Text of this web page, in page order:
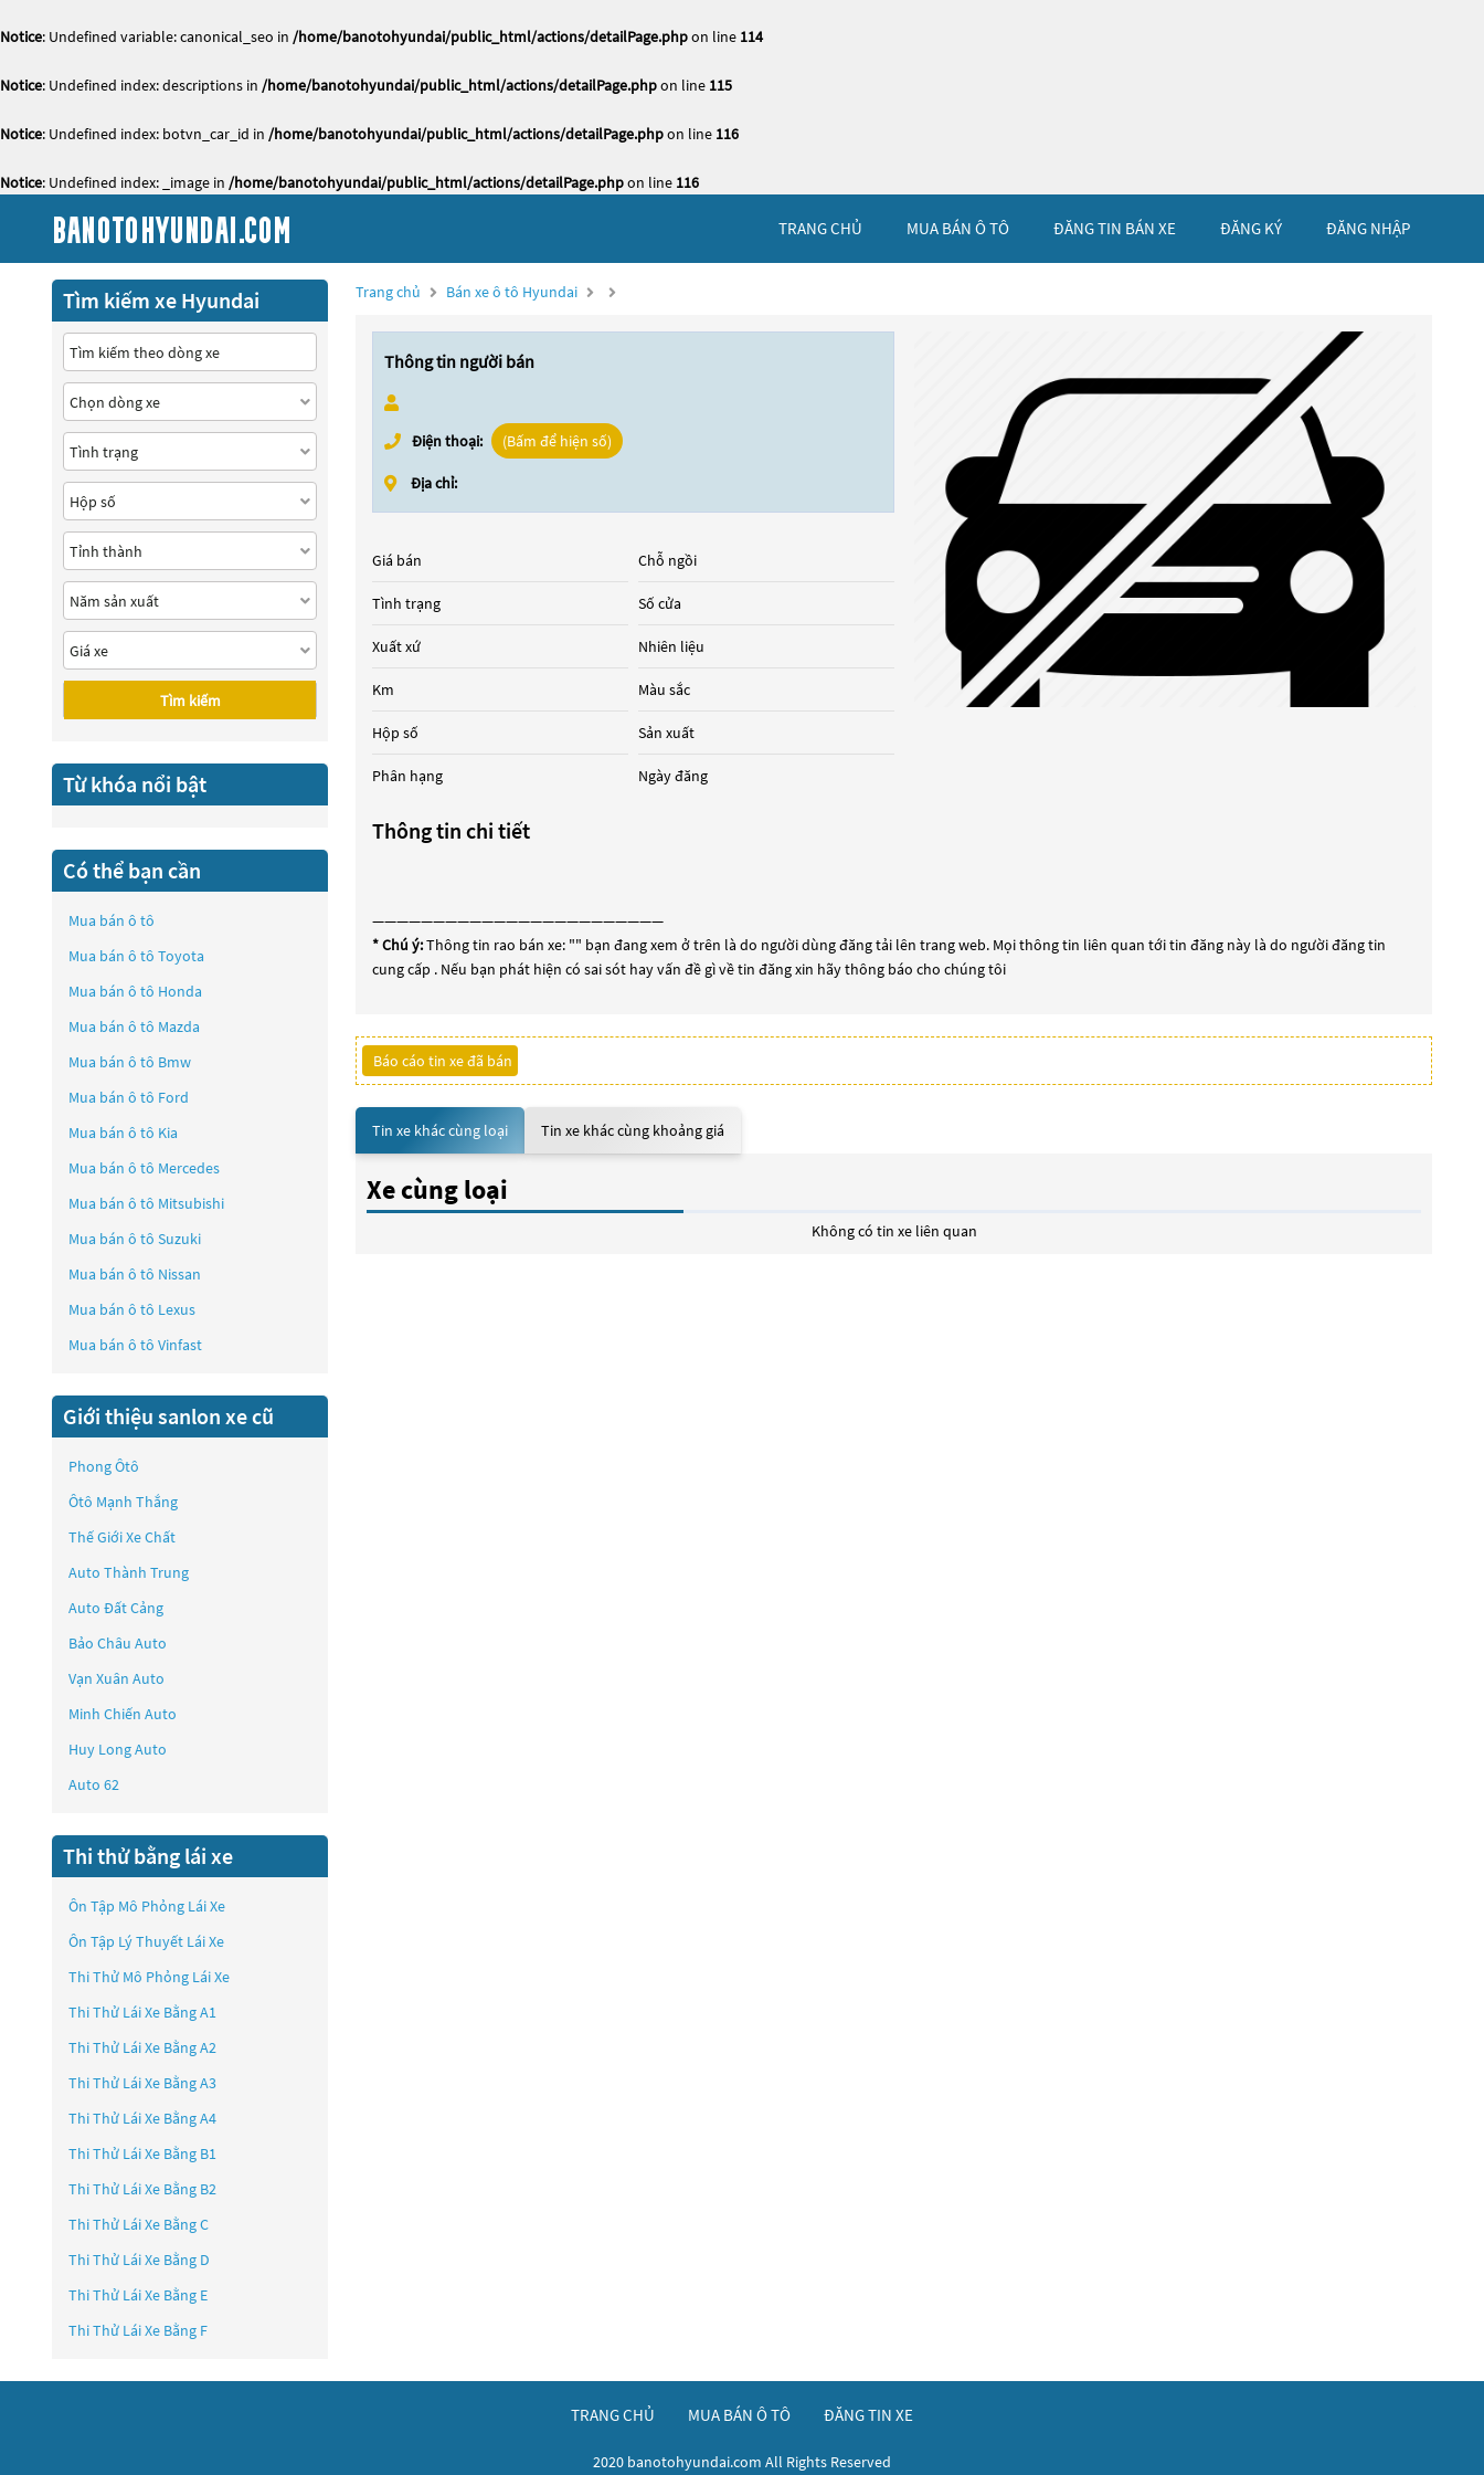
Notice: Undefined variable: canonical_seo in /home/banotohyundai/public_html/actions/detailPage.phpon line 114
Notice: Undefined index: descriptions in /home/banotohyundai/public_html/actions/detailPage.phpon line 115
Notice: Undefined index: botvn_car_id in /home/banotohyundai/public_html/actions/detailPage.phpon line 116
Notice: Undefined index: _image in /home/banotohyundai/public_html/actions/detailPage.phpon line 116
TRANG CHỦ MUA BÁN Ô TÔ ĐĂNG TIN BÁN XE ĐĂNG KÝ ĐĂNG NHẬP
Trang chủ Bán xe ô tô Hyundai
Thông tin người bán
Điện thoại: (Bấm để hiện số)
Địa chỉ:
Giá bán
Tình trạng
Xuất xứ
Km
Hộp số
Phân hạng
Chỗ ngồi
Số cửa
Nhiên liệu
Màu sắc
Sản xuất
Ngày đăng
Thông tin chi tiết
————————————————————————
* Chú ý:Thông tin rao bán xe: "" bạn đang xem ở trên là do người dùng đăng tải lên trang web. Mọi thông tin liên quan tới tin đăng này là do người đăng tin
cung cấp . Nếu bạn phát hiện có sai sót hay vấn đề gì về tin đăng xin hãy thông báo cho chúng tôi
Báo cáo tin xe đã bán
Tin xe khác cùng loại Tin xe khác cùng khoảng giá
Xe cùng loại
Không có tin xe liên quan
Tìm kiếm xe Hyundai
Tìm kiếm
Từ khóa nổi bật
Có thể bạn cần
Mua bán ô tô
Mua bán ô tô Toyota
Mua bán ô tô Honda
Mua bán ô tô Mazda
Mua bán ô tô Bmw
Mua bán ô tô Ford
Mua bán ô tô Kia
Mua bán ô tô Mercedes
Mua bán ô tô Mitsubishi
Mua bán ô tô Suzuki
Mua bán ô tô Nissan
Mua bán ô tô Lexus
Mua bán ô tô Vinfast
Giới thiệu sanlon xe cũ
Phong Ôtô
Ôtô Mạnh Thắng
Thế Giới Xe Chất
Auto Thành Trung
Auto Đất Cảng
Bảo Châu Auto
Vạn Xuân Auto
Minh Chiến Auto
Huy Long Auto
Auto 62
Thi thử bằng lái xe
Ôn Tập Mô Phỏng Lái Xe
Ôn Tập Lý Thuyết Lái Xe
Thi Thử Mô Phỏng Lái Xe
Thi Thử Lái Xe Bằng A1
Thi Thử Lái Xe Bằng A2
Thi Thử Lái Xe Bằng A3
Thi Thử Lái Xe Bằng A4
Thi Thử Lái Xe Bằng B1
Thi Thử Lái Xe Bằng B2
Thi Thử Lái Xe Bằng C
Thi Thử Lái Xe Bằng D
Thi Thử Lái Xe Bằng E
Thi Thử Lái Xe Bằng F
TRANG CHỦ MUA BÁN Ô TÔ ĐĂNG TIN XE
2020 banotohyundai.com All Rights Reserved